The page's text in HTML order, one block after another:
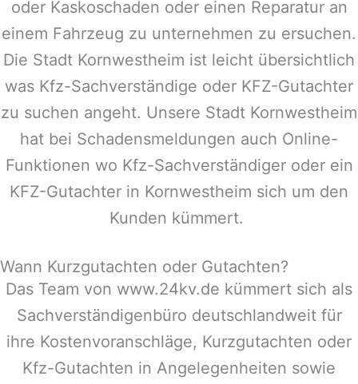
oder Kaskoschaden oder einen Reparatur an
einem Fahrzeug zu unternehmen zu ersuchen.
Die Stadt Kornwestheim ist leicht übersichtlich
was Kfz-Sachverständige oder KFZ-Gutachter
zu suchen angeht. Unsere Stadt Kornwestheim
hat bei Schadensmeldungen auch Online-
Funktionen wo Kfz-Sachverständiger oder ein
KFZ-Gutachter in Kornwestheim sich um den
Kunden kümmert.
Wann Kurzgutachten oder Gutachten?
Das Team von www.24kv.de kümmert sich als
Sachverständigenbüro deutschlandweit für
ihre Kostenvoranschläge, Kurzgutachten oder
Kfz-Gutachten in Angelegenheiten sowie